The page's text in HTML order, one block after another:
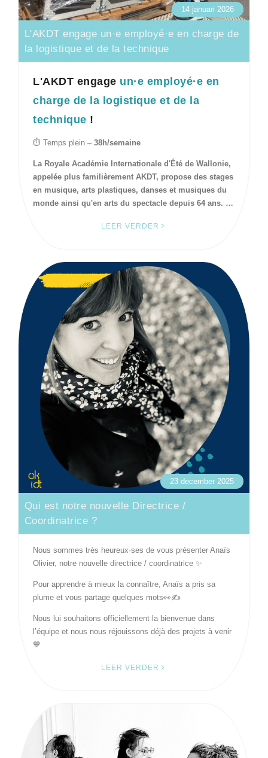
14 januari 2026
L'AKDT engage un·e employé·e en charge de
la logistique et de la technique
L'AKDT engage un·e employé·e en
charge de la logistique et de la
technique !
⏱ Temps plein – 38h/semaine
La Royale Académie Internationale d'Été de Wallonie,
appelée plus familièrement AKDT, propose des stages
en musique, arts plastiques, danses et musiques du
monde ainsi qu'en arts du spectacle depuis 64 ans. …
LEER VERDER
23 december 2025
Qui est notre nouvelle Directrice /
Coordinatrice ?
Nous sommes très heureux·ses de vous présenter Anaïs
Olivier, notre nouvelle directrice / coordinatrice ✨
Pour apprendre à mieux la connaître, Anaïs a pris sa
plume et vous partage quelques mots👀✍️
Nous lui souhaitons officiellement la bienvenue dans
l’équipe et nous nous réjouissons déjà des projets à venir
💙
LEER VERDER